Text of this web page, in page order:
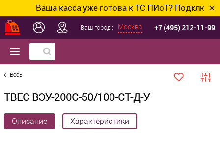
Ваша касса уже готова к ТС ПИоТ? Подключим и✕
Ваш город:: Москва +7 (495) 212-11-99
Весы
ТВЕС ВЭУ-200С-50/100-СТ-Д-У
Описание Характеристики